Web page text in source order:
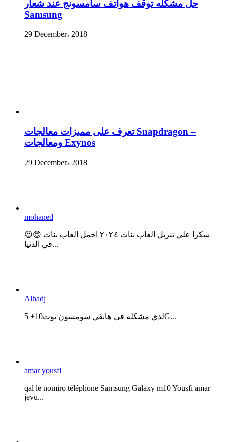
حل مشكله توقف هواتف سامسونج عند شعار
Samsung
29 December، 2018
تعرف على مميزات معالجات Snapdragon –
ومعالجات Exynos
29 December، 2018
mohaned
😍😍 شكرا علي تنزيل العاب بنات ٢٠٢٤ اجمل العاب بنات
في الدنيا...
Alhadj
لدي مشكلة في هاتفي سومسون نوت10+ 5G...
amar yousfi
qal le nomiro téléphone Samsung Galaxy m10 Yousfi amar
jevu...